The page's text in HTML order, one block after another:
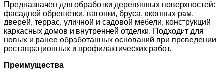
Предназначен для обработки деревянных поверхностей:
фасадной обрешётки, вагонки, бруса, оконных рам,
дверей, террас, уличной и садовой мебели, конструкций
каркасных домов и внутренней отделки. Подходит для
новых и ранее обработанных оснований при проведении
реставрационных и профилактических работ.
Преимущества